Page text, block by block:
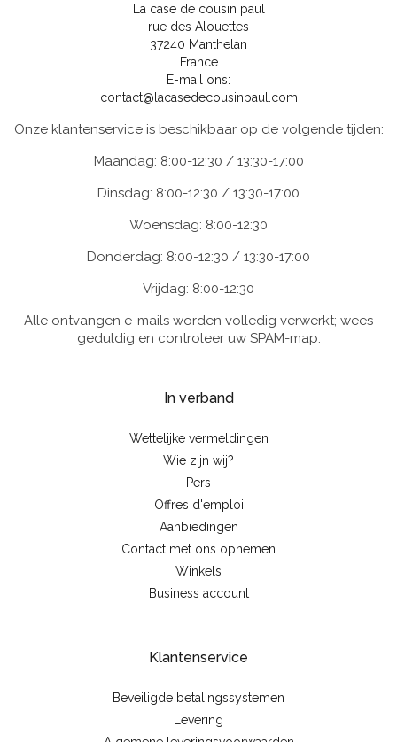
La case de cousin paul
rue des Alouettes
37240 Manthelan
France
E-mail ons:
contact@lacasedecousinpaul.com
Onze klantenservice is beschikbaar op de volgende tijden:
Maandag: 8:00-12:30 / 13:30-17:00
Dinsdag: 8:00-12:30 / 13:30-17:00
Woensdag: 8:00-12:30
Donderdag: 8:00-12:30 / 13:30-17:00
Vrijdag: 8:00-12:30
Alle ontvangen e-mails worden volledig verwerkt; wees
geduldig en controleer uw SPAM-map.
In verband
Wettelijke vermeldingen
Wie zijn wij?
Pers
Offres d'emploi
Aanbiedingen
Contact met ons opnemen
Winkels
Business account
Klantenservice
Beveiligde betalingssystemen
Levering